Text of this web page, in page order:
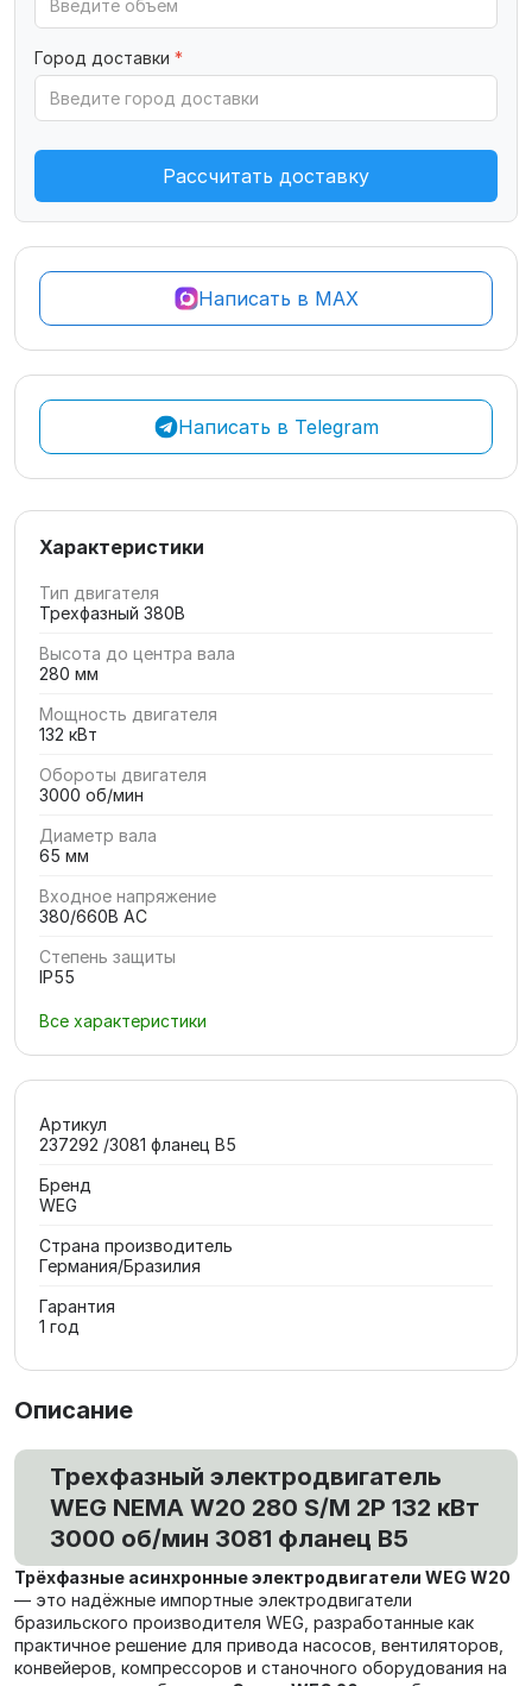
Город доставки *
Рассчитать доставку
Написать в MAX
Написать в Telegram
Характеристики
Тип двигателя
Трехфазный 380В
Высота до центра вала
280 мм
Мощность двигателя
132 кВт
Обороты двигателя
3000 об/мин
Диаметр вала
65 мм
Входное напряжение
380/660В AC
Степень защиты
IP55
Все характеристики
Артикул
237292 /3081 фланец В5
Бренд
WEG
Страна производитель
Германия/Бразилия
Гарантия
1 год
Описание
Трехфазный электродвигатель
WEG NEMA W20 280 S/M 2P 132 кВт
3000 об/мин 3081 фланец В5
Трёхфазные асинхронные электродвигатели WEG W20
— это надёжные импортные электродвигатели
бразильского производителя WEG, разработанные как
практичное решение для привода насосов, вентиляторов,
конвейеров, компрессоров и станочного оборудования на